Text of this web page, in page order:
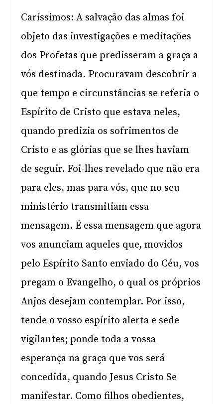
Caríssimos: A salvação das almas foi
objeto das investigações e meditações
dos Profetas que predisseram a graça a
vós destinada. Procuravam descobrir a
que tempo e circunstâncias se referia o
Espírito de Cristo que estava neles,
quando predizia os sofrimentos de
Cristo e as glórias que se lhes haviam
de seguir. Foi-lhes revelado que não era
para eles, mas para vós, que no seu
ministério transmitiam essa
mensagem. É essa mensagem que agora
vos anunciam aqueles que, movidos
pelo Espírito Santo enviado do Céu, vos
pregam o Evangelho, o qual os próprios
Anjos desejam contemplar. Por isso,
tende o vosso espírito alerta e sede
vigilantes; ponde toda a vossa
esperança na graça que vos será
concedida, quando Jesus Cristo Se
manifestar. Como filhos obedientes,